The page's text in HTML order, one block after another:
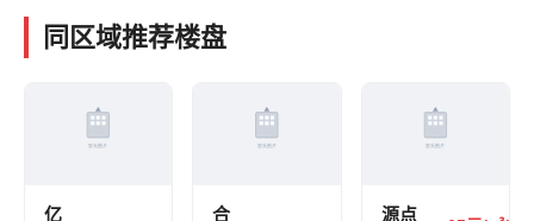
同区域推荐楼盘
亿
合
源点